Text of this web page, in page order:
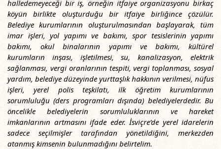
halledemeyeceği bir iş, örneğin itfaiye organizasyonu birkaç
köyün birlikte oluşturduğu bir itfaiye birliğince çözülür.
Belediye kurumlarının oluşturulmasından başlayarak, tüm
imar işleri, yol yapımı ve bakımı, spor tesislerinin yapımı
bakımı, okul binalarının yapımı ve bakımı, kültürel
kurumların inşası, işletilmesi, su, kanalizasyon, elektrik
sağlanması, vergi oranlarının tespiti, vergi toplanması, sosyal
yardım, belediye düzeyinde yurttaşlık hakkının verilmesi, nüfus
işleri, yerel polis teşkilatı, ilk öğretim kurumlarının
sorumluluğu (ders programları dışında) belediyelerdedir. Bu
öncelikle belediyelerin sorumluluklarının ve hareket
imkanlarının artmasını ifade eder. İsviçre’de yerel idarelerin
sadece seçilmişler tarafından yönetildiğini, merkezden
atanmış kimsenin bulunmadığını belirtelim.